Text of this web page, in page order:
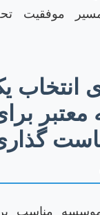
موفقیت
انتخاب
موسسه مناسب